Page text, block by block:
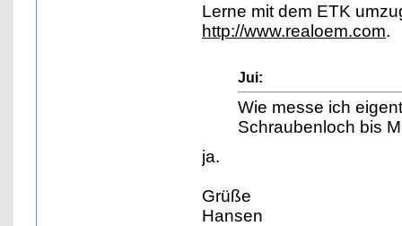
Lerne mit dem ETK
http://www.realoem.com.
Jui:
Wie messe ich
Schraubenloch bis
ja.
Grüße
Hansen